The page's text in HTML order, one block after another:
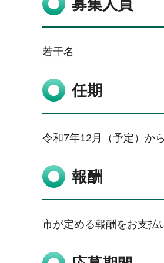
募集人員
若干名
任期
令和7年12月（予定）か
報酬
市が定める報酬をお支払